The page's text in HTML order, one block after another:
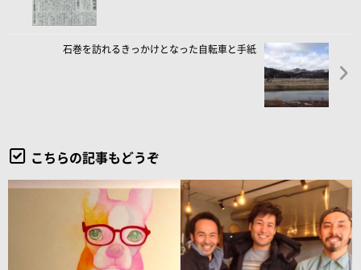
石巻を訪れるきっかけとなった自転車と手紙
こちらの記事もどうぞ